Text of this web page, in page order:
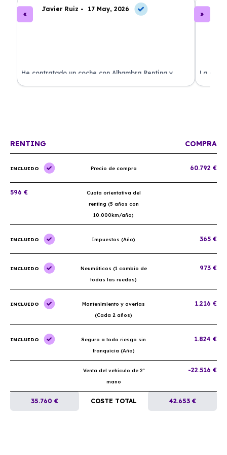
Javier Ruiz - 17 May, 2026
He contratado un coche con Alhambra Renting y
estoy impresionado. Todo ha sido transparente y sin
La
RENTING COMPRA
INCLUIDO Precio de compra 60.792 €
596 €
Cuota orientativa del
renting (5 años con
10.000km/año)
INCLUIDO Impuestos (Año) 365 €
INCLUIDO
Neumáticos (1 cambio de
todas las ruedas)
973 €
INCLUIDO
Mantenimiento y averías
(Cada 2 años)
1.216 €
INCLUIDO
Seguro a todo riesgo sin
franquicia (Año)
1.824 €
Venta del vehículo de 2ª
mano
-22.516 €
35.760 € COSTE TOTAL 42.653 €